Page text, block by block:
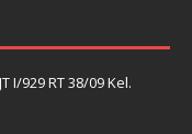
I/929 RT 38/09 Kel.